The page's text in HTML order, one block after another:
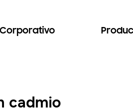
Corporativo
cadmio